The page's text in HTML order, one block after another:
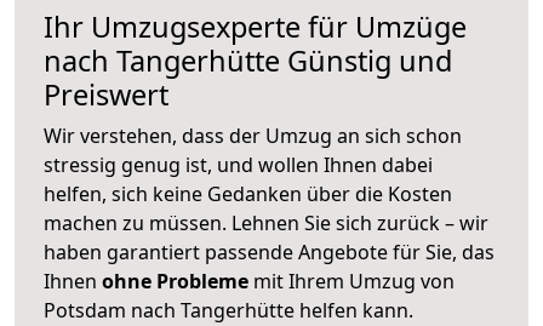
Ihr Umzugsexperte für Umzüge
nach Tangerhütte Günstig und
Preiswert
Wir verstehen, dass der Umzug an sich schon
stressig genug ist, und wollen Ihnen dabei
helfen, sich keine Gedanken über die Kosten
machen zu müssen. Lehnen Sie sich zurück – wir
haben garantiert passende Angebote für Sie, das
Ihnen ohne Probleme mit Ihrem Umzug von
Potsdam nach Tangerhütte helfen kann.